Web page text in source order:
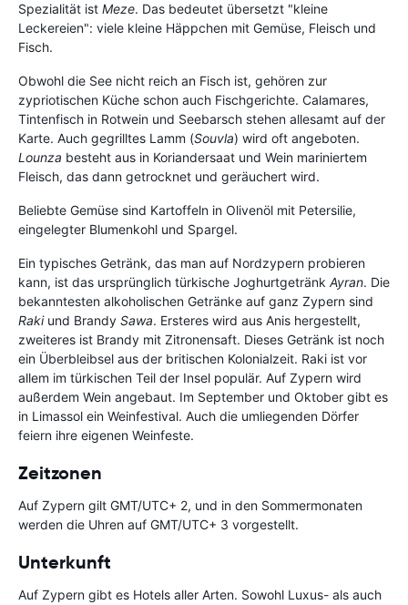
Spezialität ist Meze. Das bedeutet übersetzt "kleine
Leckereien": viele kleine Häppchen mit Gemüse, Fleisch und
Fisch.
Obwohl die See nicht reich an Fisch ist, gehören zur
zypriotischen Küche schon auch Fischgerichte. Calamares,
Tintenfisch in Rotwein und Seebarsch stehen allesamt auf der
Karte. Auch gegrilltes Lamm (Souvla) wird oft angeboten.
Lounza besteht aus in Koriandersaat und Wein mariniertem
Fleisch, das dann getrocknet und geräuchert wird.
Beliebte Gemüse sind Kartoffeln in Olivenöl mit Petersilie,
eingelegter Blumenkohl und Spargel.
Ein typisches Getränk, das man auf Nordzypern probieren
kann, ist das ursprünglich türkische Joghurtgetränk Ayran. Die
bekanntesten alkoholischen Getränke auf ganz Zypern sind
Rakiund Brandy Sawa. Ersteres wird aus Anis hergestellt,
zweiteres ist Brandy mit Zitronensaft. Dieses Getränk ist noch
ein Überbleibsel aus der britischen Kolonialzeit. Raki ist vor
allem im türkischen Teil der Insel populär. Auf Zypern wird
außerdem Wein angebaut. Im September und Oktober gibt es
in Limassol ein Weinfestival. Auch die umliegenden Dörfer
feiern ihre eigenen Weinfeste.
Zeitzonen
Auf Zypern gilt GMT/UTC+ 2, und in den Sommermonaten
werden die Uhren auf GMT/UTC+ 3 vorgestellt.
Unterkunft
Auf Zypern gibt es Hotels aller Arten. Sowohl Luxus- als auch